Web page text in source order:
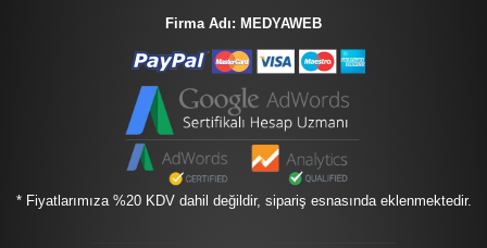
Firma Adı: MEDYAWEB
* Fiyatlarımıza %20 KDV dahil değildir, sipariş esnasında eklenmektedir.